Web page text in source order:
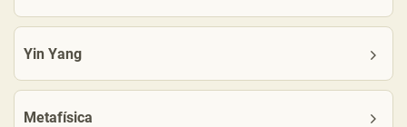
Yin Yang
Metafísica